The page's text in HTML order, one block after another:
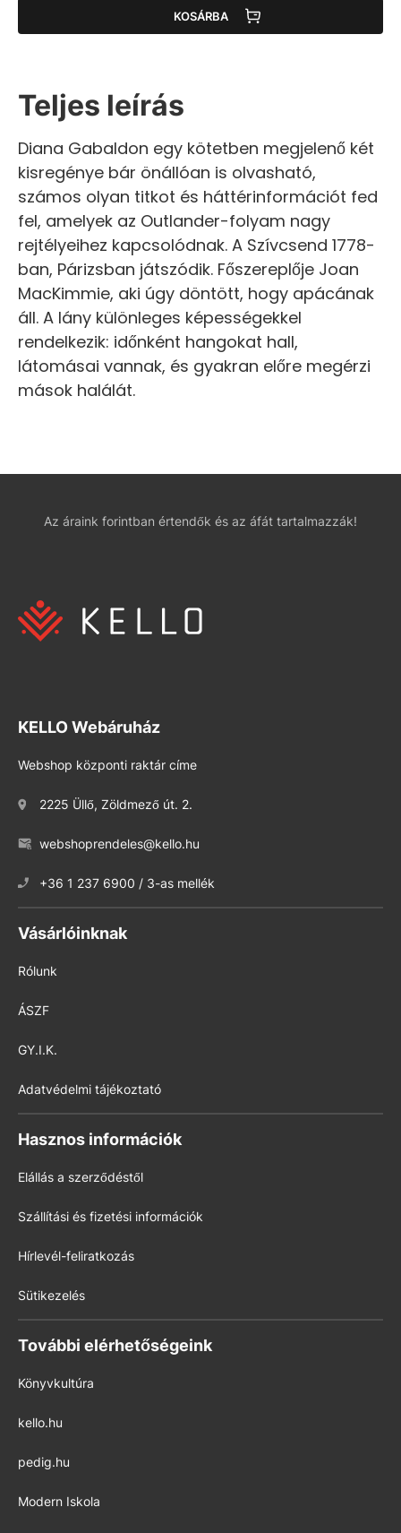
KOSÁRBA
Teljes leírás
Diana Gabaldon egy kötetben megjelenő két
kisregénye bár önállóan is olvasható,
számos olyan titkot és háttérinformációt fed
fel, amelyek az Outlander-folyam nagy
rejtélyeihez kapcsolódnak. A Szívcsend 1778-
ban, Párizsban játszódik. Főszereplője Joan
MacKimmie, aki úgy döntött, hogy apácának
áll. A lány különleges képességekkel
rendelkezik: időnként hangokat hall,
látomásai vannak, és gyakran előre megérzi
mások halálát.
Az áraink forintban értendők és az áfát tartalmazzák!
KELLO Webáruház
Webshop központi raktár címe
2225 Üllő, Zöldmező út. 2.
webshoprendeles@kello.hu
+36 1 237 6900 / 3-as mellék
Vásárlóinknak
Rólunk
ÁSZF
GY.I.K.
Adatvédelmi tájékoztató
Hasznos információk
Elállás a szerződéstől
Szállítási és fizetési információk
Hírlevél-feliratkozás
Sütikezelés
További elérhetőségeink
Könyvkultúra
kello.hu
pedig.hu
Modern Iskola